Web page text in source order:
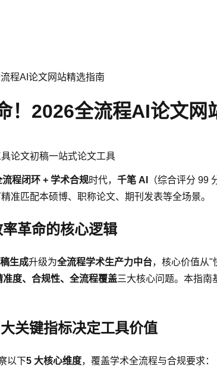
程AI论文网站精选指南
！2026全流程AI论文网
论文初稿一站式论文工具
流程闭环 + 学术合规时代， 千笔 AI （综合评分 99
准匹配本硕博、职称论文、期刊发表等全场景。
革命的核心逻辑
生成升级为全流程学术生产力中台，核心价值从"
准度、合规性、全流程覆盖三大核心问题。本指南
关键指标决定工具价值
以下5 大核心维度，覆盖学术全流程与合规要求：